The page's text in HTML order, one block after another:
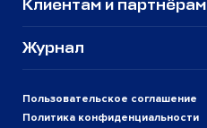
Пользовательское соглашение
Политика конфиденциальности
Клиентам и партнёрам
Журнал